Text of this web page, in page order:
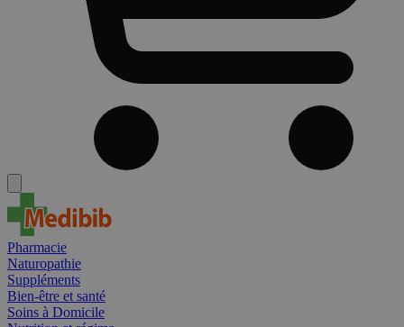
Pharmacie
Naturopathie
Suppléments
Bien-être et santé
Soins à Domicile